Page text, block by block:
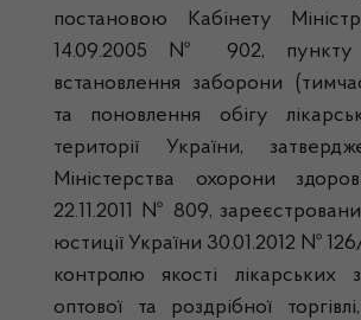
постановою Кабінету
14.09.2005 № 902, пункту
встановлення заборони
та поновлення обігу
території України,
Міністерства охорони
22.11.2011 № 809,
юстиції України 30.01.2012 №
контролю якості лікарських
оптової та роздрібної